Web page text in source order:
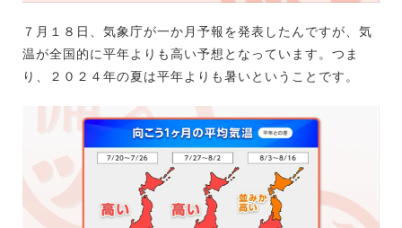
７月１８日、気象庁が一か月予報を発表したんですが、気
温が全国的に平年よりも高い予想となっています。つま
り、２０２４年の夏は平年よりも暑いということです。